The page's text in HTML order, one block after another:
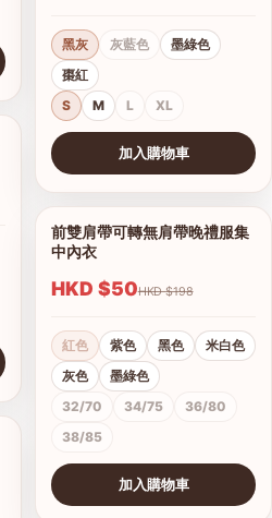
黑灰 灰藍色
墨綠色
棗紅
S
M L XL
加入購物車
1/15
查看圖片
前雙肩帶可轉無肩帶晚禮服集
中內衣
HKD $50 HKD $198
紅色 紫色 黑色
米白色
灰色
墨綠色
32/70
34/75
36/80
38/85
加入購物車
查看圖片